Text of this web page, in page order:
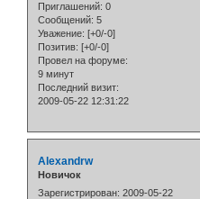
Приглашений: 0
Сообщений: 5
Уважение: [+0/-0]
Позитив: [+0/-0]
Провел на форуме:
9 минут
Последний визит:
2009-05-22 12:31:22
Alexandrw
Новичок
Зарегистрирован: 2009-05-22